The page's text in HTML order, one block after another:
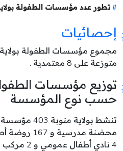
تطور عدد مؤسسات الطفولة
إحصائيات
مجموع مؤسسات الطفولة
متوزعة على 8 معتمدية .
توزيع مؤسسات
حسب نوع المؤسسة